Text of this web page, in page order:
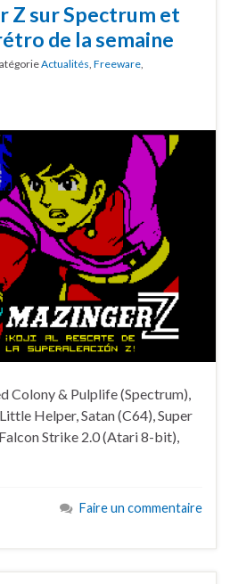
Z sur Spectrum et
de la semaine
Actualités Freeware
Colony & Pulplife (Spectrum),
Little Helper, Satan (C64), Super
Strike 2.0 (Atari 8-bit),
Faire un commentaire